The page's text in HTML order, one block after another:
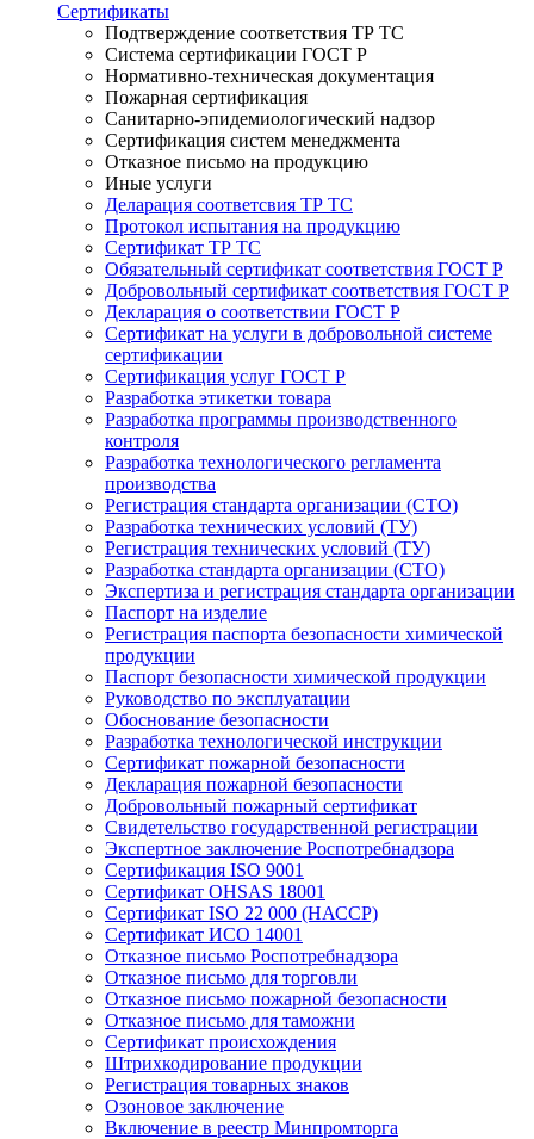
Сертификаты
Подтверждение соответствия ТР ТС
Система сертификации ГОСТ Р
Нормативно-техническая документация
Пожарная сертификация
Санитарно-эпидемиологический надзор
Сертификация систем менеджмента
Отказное письмо на продукцию
Иные услуги
Деларация соответсвия ТР ТС
Протокол испытания на продукцию
Сертификат ТР ТС
Обязательный сертификат соответствия ГОСТ Р
Добровольный сертификат соответствия ГОСТ Р
Декларация о соответствии ГОСТ Р
Сертификат на услуги в добровольной системе
сертификации
Сертификация услуг ГОСТ Р
Разработка этикетки товара
Разработка программы производственного
контроля
Разработка технологического регламента
производства
Регистрация стандарта организации (СТО)
Разработка технических условий (ТУ)
Регистрация технических условий (ТУ)
Разработка стандарта организации (СТО)
Экспертиза и регистрация стандарта организации
Паспорт на изделие
Регистрация паспорта безопасности химической
продукции
Паспорт безопасности химической продукции
Руководство по эксплуатации
Обоснование безопасности
Разработка технологической инструкции
Сертификат пожарной безопасности
Декларация пожарной безопасности
Добровольный пожарный сертификат
Свидетельство государственной регистрации
Экспертное заключение Роспотребнадзора
Сертификация ISO 9001
Сертификат OHSAS 18001
Сертификат ISO 22 000 (НАССР)
Сертификат ИСО 14001
Отказное письмо Роспотребнадзора
Отказное письмо для торговли
Отказное письмо пожарной безопасности
Отказное письмо для таможни
Сертификат происхождения
Штрихкодирование продукции
Регистрация товарных знаков
Озоновое заключение
Включение в реестр Минпромторга